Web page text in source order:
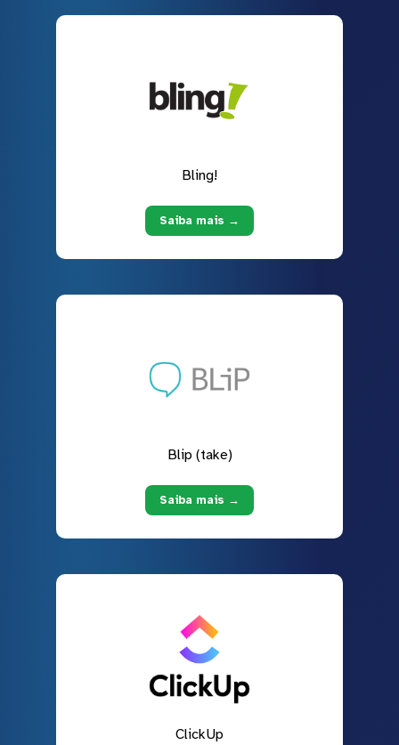
Bling!
Saiba mais →
Blip (take)
Saiba mais →
ClickUp